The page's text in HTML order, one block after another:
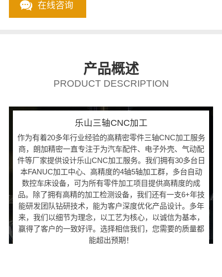
在线咨询
产品概述
PRODUCT DESCRIPTION
乐山三轴CNC加工
作为有着20多年行业经验的高精密零件三轴CNC加工服务
商，朗加精密一直专注于为汽车配件、电子外壳、气动配
件等厂家提供设计乐山CNC加工服务。我们拥有30多台日
本FANUC加工中心、高精度的4轴5轴加工群，多台自动
数控车床设备，可为所有零件加工项目提供高精度的成
品。除了拥有高精的加工检测设备，我们还有一支6+年技
能研发团队钻研技术，能为客户深度优化产品设计。多年
来，我们以细节为理念，以工艺为核心，以诚信为基本，
赢得了客户的一致好评。选择相信我们，您需要的质量都
能超出预期！